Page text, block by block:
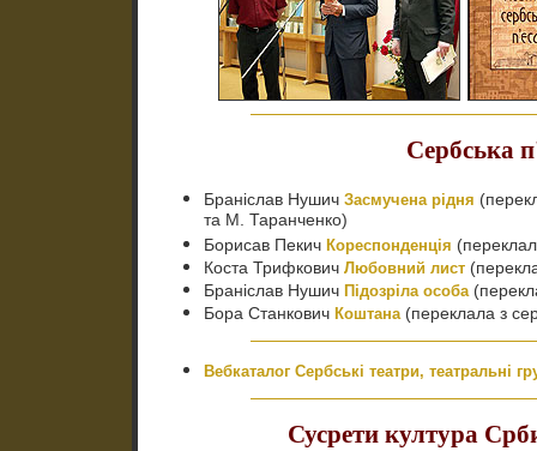
Сербська
Браніслав Нушич Засмучена рідня
та М. Таранченко)
Борисав Пекич Кореспонденція
Коста Трифкович Любовний лист
Браніслав Нушич Підозріла особа
Бора Станкович Коштана(переклала з
Вебкаталог Сербські театри, театральні
Сусрети култура